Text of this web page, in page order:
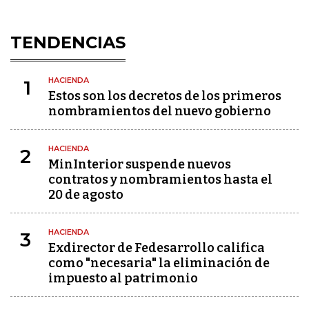
TENDENCIAS
1 HACIENDA
Estos son los decretos de los primeros
nombramientos del nuevo gobierno
2 HACIENDA
MinInterior suspende nuevos
contratos y nombramientos hasta el
20 de agosto
3 HACIENDA
Exdirector de Fedesarrollo califica
como "necesaria" la eliminación de
impuesto al patrimonio